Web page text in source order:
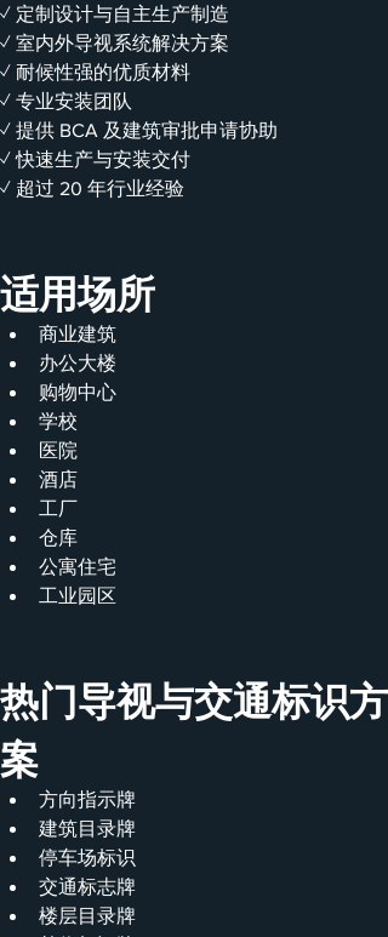
✓ 定制设计与自主生产制造
✓ 室内外导视系统解决方案
✓ 耐候性强的优质材料
✓ 专业安装团队
✓ 提供 BCA 及建筑审批申请协助
✓ 快速生产与安装交付
✓ 超过 20 年行业经验
适用场所
商业建筑
办公大楼
购物中心
学校
医院
酒店
工厂
仓库
公寓住宅
工业园区
热门导视与交通标识方
案
方向指示牌
建筑目录牌
停车场标识
交通标志牌
楼层目录牌